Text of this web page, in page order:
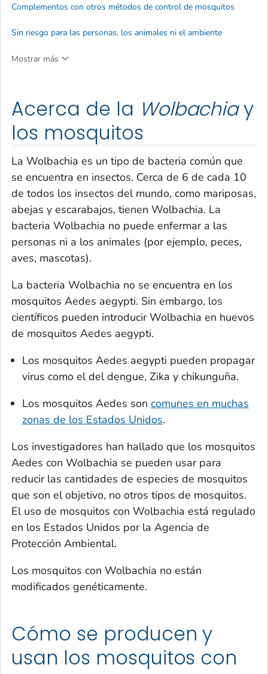
Acerca de la Wolbachiay
los mosquitos
La Wolbachia es un tipo de bacteria común que
se encuentra en insectos. Cerca de 6 de cada 10
de todos los insectos del mundo, como mariposas,
abejas y escarabajos, tienen Wolbachia. La
bacteria Wolbachia no puede enfermar a las
personas ni a los animales (por ejemplo, peces,
aves, mascotas).
La bacteria Wolbachia no se encuentra en los
mosquitos Aedes aegypti. Sin embargo, los
científicos pueden introducirWolbachia en huevos
de mosquitos Aedes aegypti.
Los mosquitos Aedes aegypti pueden propagar
virus como el del dengue, Zika y chikunguña.
Los mosquitos Aedes son comunes en muchas
zonas de los Estados Unidos.
Los investigadores han hallado que los mosquitos
Aedes con Wolbachia se pueden usar para
reducir las cantidades de especies de mosquitos
que son el objetivo, no otros tipos de mosquitos.
El uso de mosquitos con Wolbachia está regulado
en los Estados Unidos por la Agencia de
Protección Ambiental.
Los mosquitos con Wolbachia no están
modificados genéticamente.
Cómo se producen y
usan los mosquitos con
Complementos con otros métodos de control de mosquitos
Sin riesgo para las personas, los animales ni el ambiente
Mostrar más